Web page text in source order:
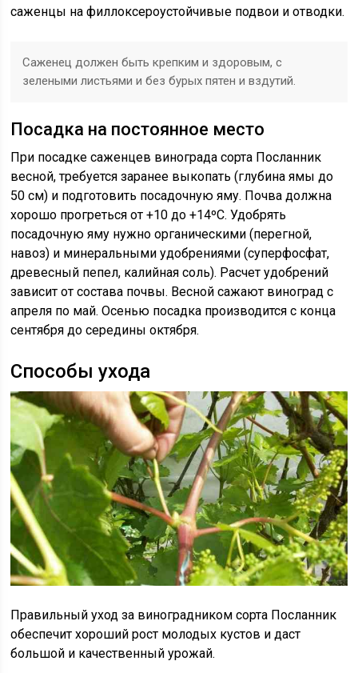
саженцы на филлоксероустойчивые подвои и отводки.
Саженец должен быть крепким и здоровым, с
зелеными листьями и без бурых пятен и вздутий.
Посадка на постоянное место
При посадке саженцев винограда сорта Посланник
весной, требуется заранее выкопать (глубина ямы до
50 см) и подготовить посадочную яму. Почва должна
хорошо прогреться от +10 до +14ºС. Удобрять
посадочную яму нужно органическими (перегной,
навоз) и минеральными удобрениями (суперфосфат,
древесный пепел, калийная соль). Расчет удобрений
зависит от состава почвы. Весной сажают виноград с
апреля по май. Осенью посадка производится с конца
сентября до середины октября.
Способы ухода
Правильный уход за виноградником сорта Посланник
обеспечит хороший рост молодых кустов и даст
большой и качественный урожай.